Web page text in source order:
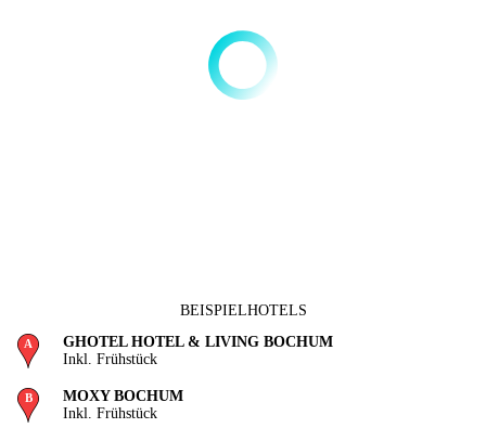
BEISPIELHOTELS
GHOTEL HOTEL & LIVING BOCHUM
Inkl. Frühstück
MOXY BOCHUM
Inkl. Frühstück